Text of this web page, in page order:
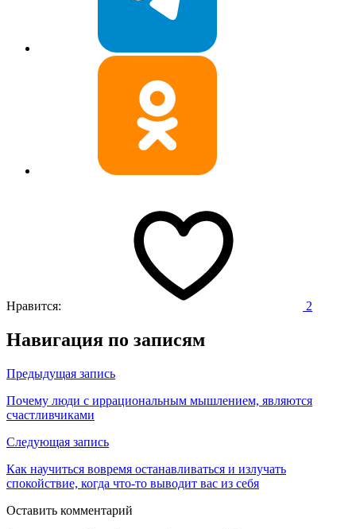
Нравится: 2
Навигация по записям
Предыдущая запись
Почему люди с иррациональным мышлением, являются
счастливчиками
Следующая запись
Как научиться вовремя останавливаться и излучать
спокойствие, когда что-то выводит вас из себя
Оставить комментарий